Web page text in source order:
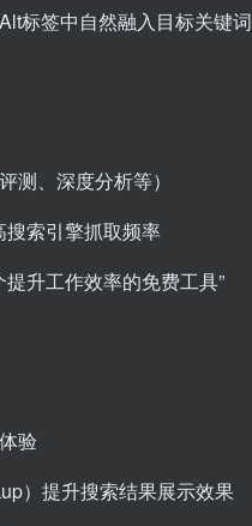
标签中自然融入目标关键词
测、深度分析等）
索引擎抓取频率
升工作效率的免费工具”
验
）提升搜索结果展示效果